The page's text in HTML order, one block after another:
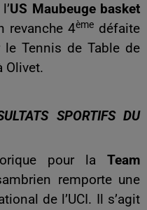
US Maubeuge basket
revanche 4ème défaite
Tennis de Table de
Olivet.
SPORTIFS DU
pour la Team
remporte une
de l’UCI. Il s’agit